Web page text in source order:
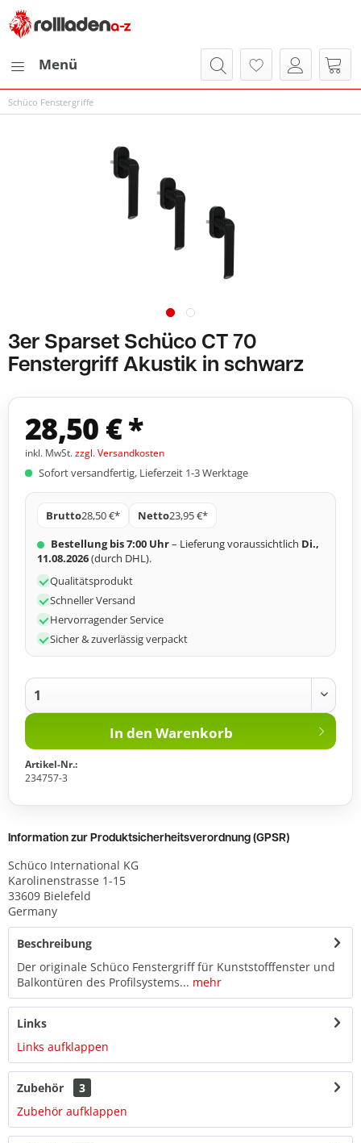
Menü
Schüco Fenstergriffe
3er Sparset Schüco CT 70
Fenstergriff Akustik in schwarz
28,50 € *
inkl. MwSt.zzgl. Versandkosten
Sofort versandfertig, Lieferzeit 1-3 Werktage
Brutto28,50 €* Netto23,95 €*
Bestellung bis 7:00 Uhr– Lieferung voraussichtlich Di.,
11.08.2026(durch DHL).
Qualitätsprodukt
Schneller Versand
Hervorragender Service
Sicher & zuverlässig verpackt
In den Warenkorb
Artikel-Nr.:
234757-3
Information zur Produktsicherheitsverordnung (GPSR)
Schüco International KG
Karolinenstrasse 1-15
33609 Bielefeld
Germany
Beschreibung
Der originale Schüco Fenstergriff für Kunststofffenster und
Balkontüren des Profilsystems... mehr
Links
Links aufklappen
Zubehör
3
Zubehör aufklappen